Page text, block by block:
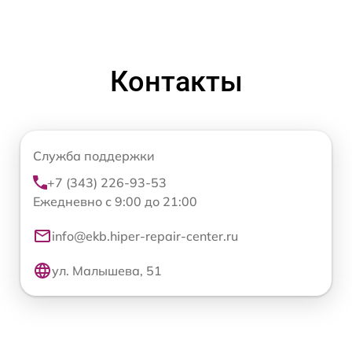
Контакты
Служба поддержки
+7 (343) 226-93-53
Ежедневно с 9:00 до 21:00
info@ekb.hiper-repair-center.ru
ул. Малышева, 51